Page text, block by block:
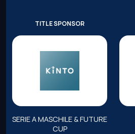
TITLE SPONSOR
SERIE A MASCHILE & FUTURE
CUP